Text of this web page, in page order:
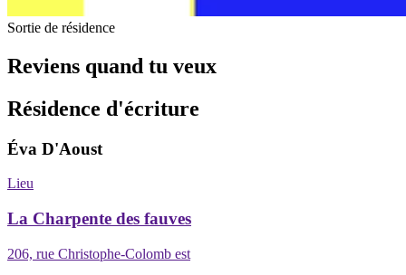
Sortie de résidence
Reviens quand tu veux
Résidence d'écriture
Éva D'Aoust
Lieu
La Charpente des fauves
206, rue Christophe-Colomb est